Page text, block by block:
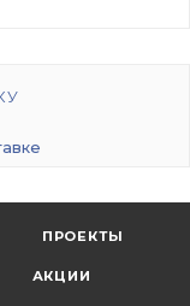
ПРОЕКТЫ
АКЦИИ